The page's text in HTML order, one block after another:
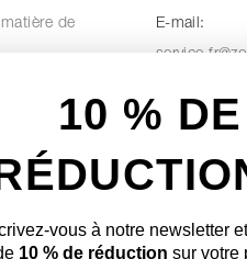
de
E-mail:
10 % DE
vous à notre newsletter
10 % de réduction sur votre